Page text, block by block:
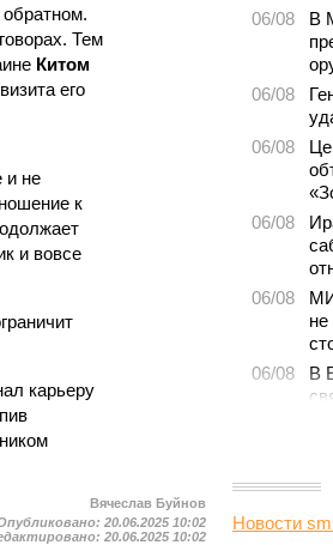
Тем
Китом
его
и не
к
и вовсе
карьеру
Вячеслав Буйнов
20.06.2025 10:02
20.06.2025 10:02
06/08
В
06/08
06/08
06/08
06/08
не
06/08
В
06/08
Новости